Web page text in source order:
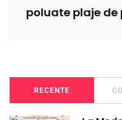
poluate plaje de
RECENTE